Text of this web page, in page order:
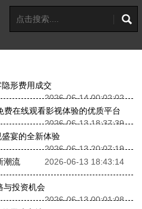
形费用成交
2026-06-14 00:02:02
在线观看影视体验的优质平台
2026-06-13 18:37:39
宴的全新体验
2026-06-13 20:07:19
潮流
2026-06-13 18:43:14
与投资机会
2026-06-13 00:01:08